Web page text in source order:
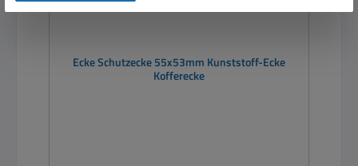
Ecke Schutzecke 55x53mm Kunststoff-Ecke
Kofferecke